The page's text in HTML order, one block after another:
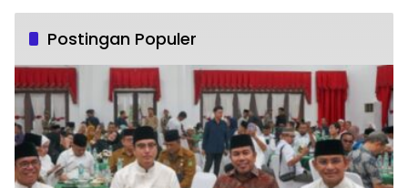
Postingan Populer